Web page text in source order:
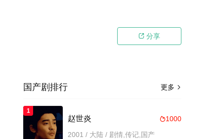
 分享
更多 
国产剧排行
1
1000
赵世炎
2001 / 大陆 / 剧情,传记,国产